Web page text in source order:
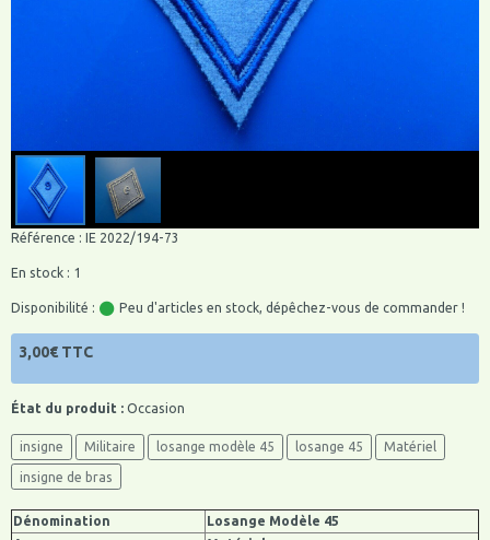
Référence : IE 2022/194-73
En stock : 1
Disponibilité : Peu d'articles en stock, dépêchez-vous de commander !
3,00€ TTC
État du produit : Occasion
insigne Militaire losange modèle 45 losange 45 Matériel
insigne de bras
Dénomination
Losange Modèle 45